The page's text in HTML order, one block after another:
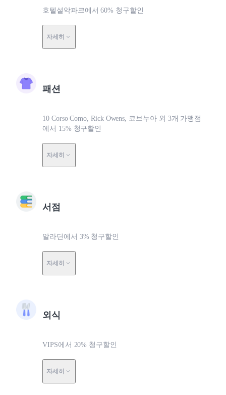
호텔설악파크에서 60% 청구할인
자세히
패션
10 Corso Como, Rick Owens, 코브누아 외 3개 가맹점
에서 15% 청구할인
자세히
서점
알라딘에서 3% 청구할인
자세히
외식
VIPS에서 20% 청구할인
자세히